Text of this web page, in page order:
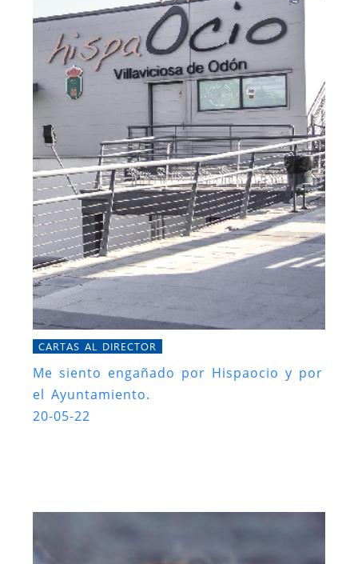
CARTAS AL DIRECTOR
Me siento engañado por Hispaocio y por
el Ayuntamiento.
20-05-22